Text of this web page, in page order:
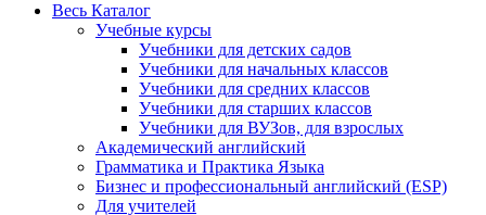
Весь Каталог
Учебные курсы
Учебники для детских садов
Учебники для начальных классов
Учебники для средних классов
Учебники для старших классов
Учебники для ВУЗов, для взрослых
Академический английский
Грамматика и Практика Языка
Бизнес и профессиональный английский (ESP)
Для учителей